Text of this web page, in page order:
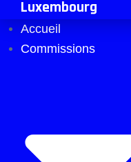
Luxembourg
Accueil
Commissions